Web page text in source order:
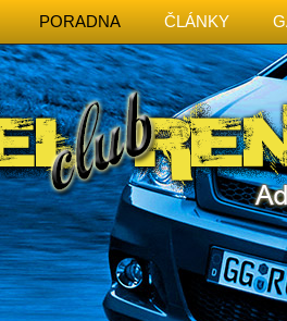
PORADNA ČLÁNKY